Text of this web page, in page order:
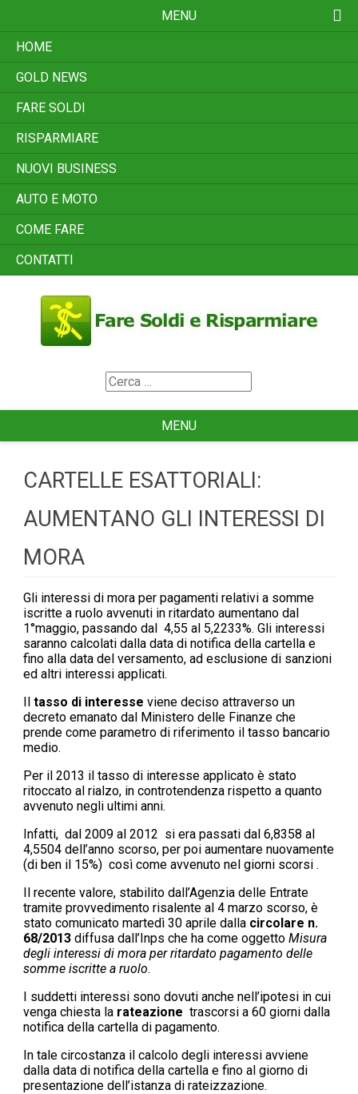
content
MENU
HOME
GOLD NEWS
FARE SOLDI
RISPARMIARE
NUOVI BUSINESS
AUTO E MOTO
COME FARE
CONTATTI
Search
for
MENU
CARTELLE ESATTORIALI:
AUMENTANO GLI INTERESSI DI
MORA
Gli interessi di mora per pagamenti relativi a somme
iscritte a ruolo avvenuti in ritardato aumentano dal
1°maggio, passando dal 4,55 al 5,2233%. Gli interessi
saranno calcolati dalla data di notifica della cartella e
fino alla data del versamento, ad esclusione di sanzioni
ed altri interessi applicati.
Il tasso di interesse viene deciso attraverso un
decreto emanato dal Ministero delle Finanze che
prende come parametro di riferimento il tasso bancario
medio.
Per il 2013 il tasso di interesse applicato è stato
ritoccato al rialzo, in controtendenza rispetto a quanto
avvenuto negli ultimi anni.
Infatti, dal 2009 al 2012 si era passati dal 6,8358 al
4,5504 dell’anno scorso, per poi aumentare nuovamente
(di ben il 15%) così come avvenuto nel giorni scorsi .
Il recente valore, stabilito dall’Agenzia delle Entrate
tramite provvedimento risalente al 4 marzo scorso, è
stato comunicato martedì 30 aprile dalla circolare n.
68/2013diffusa dall’Inps che ha come oggetto Misura
degli interessi di mora per ritardato pagamento delle
somme iscritte a ruolo.
I suddetti interessi sono dovuti anche nell’ipotesi in cui
venga chiesta la rateazione trascorsi a 60 giorni dalla
notifica della cartella di pagamento.
In tale circostanza il calcolo degli interessi avviene
dalla data di notifica della cartella e fino al giorno di
presentazione dell’istanza di rateizzazione.